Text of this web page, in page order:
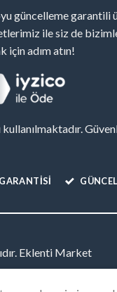
güncelleme garantili
ile siz de
için adım atın!
Eklenti Market